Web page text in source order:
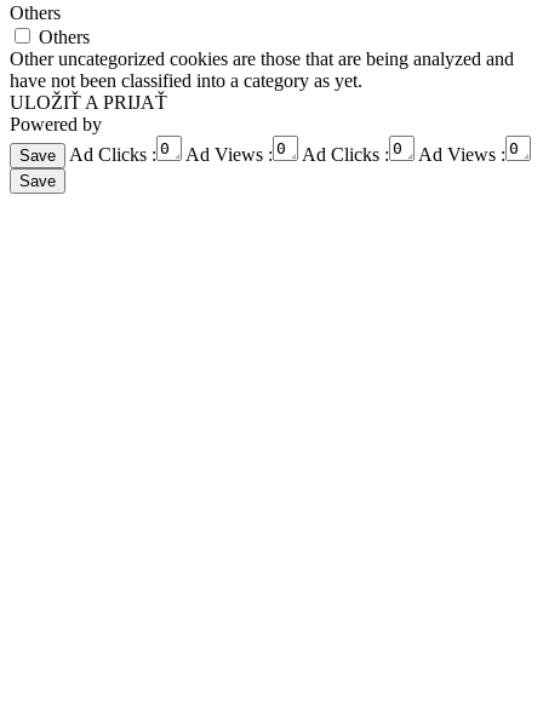
Others
Others
Other uncategorized cookies are those that are being analyzed and
have not been classified into a category as yet.
ULOŽIŤ A PRIJAŤ
Powered by
Ad Clicks :
Ad Views : Ad Clicks : Ad Views :